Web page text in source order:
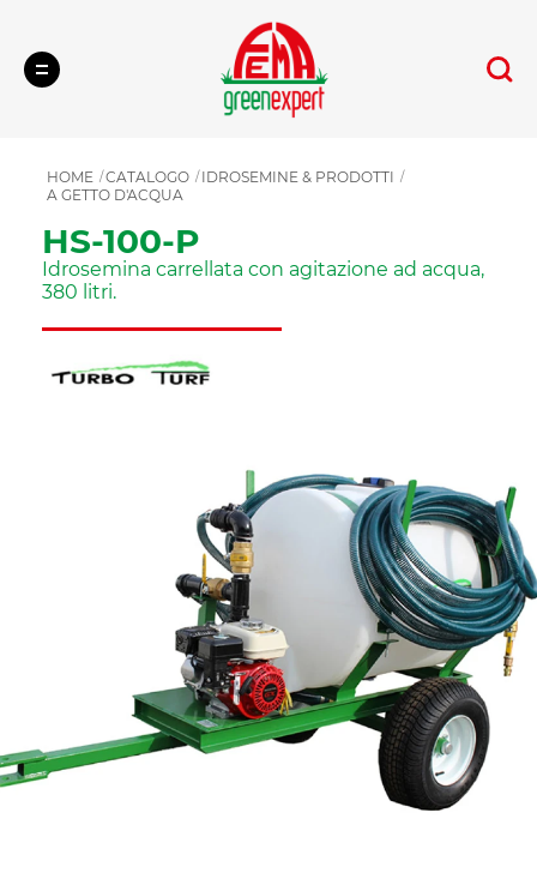
Cerca
HOME CATALOGO
IDROSEMINE & PRODOTTI
A GETTO D'ACQUA
HS-100-P
Idrosemina carrellata con agitazione ad acqua,
380 litri.